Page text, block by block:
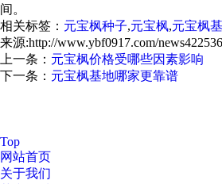
间。
相关标签： 元宝枫种子,元宝枫,元宝枫
来源:http://www.ybf0917.com/
上一条： 元宝枫价格受哪些因素影响
下一条： 元宝枫基地哪家更靠谱
Top
网站首页
关于我们